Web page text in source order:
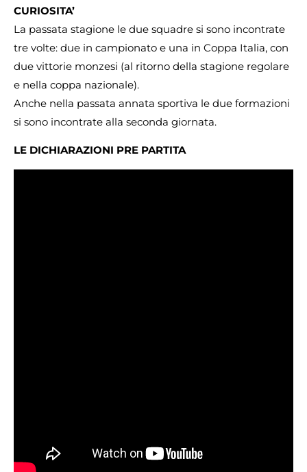
CURIOSITA’
La passata stagione le due squadre si sono incontrate
tre volte: due in campionato e una in Coppa Italia, con
due vittorie monzesi (al ritorno della stagione regolare
e nella coppa nazionale).
Anche nella passata annata sportiva le due formazioni
si sono incontrate alla seconda giornata.
LE DICHIARAZIONI PRE PARTITA